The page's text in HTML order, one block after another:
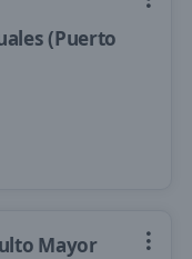
(Puerto
Mayor